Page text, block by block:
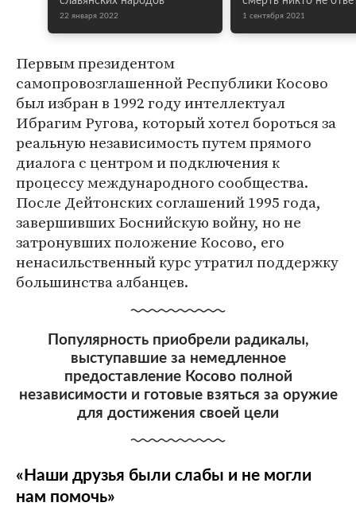
22 января 2022 1 сентября 2021
Первым президентом
самопровозглашенной Республики Косово
был избран в 1992 году интеллектуал
Ибрагим Ругова, который хотел бороться за
реальную независимость путем прямого
диалога с центром и подключения к
процессу международного сообщества.
После Дейтонских соглашений 1995 года,
завершивших Боснийскую войну, но не
затронувших положение Косово, его
ненасильственный курс утратил поддержку
большинства албанцев.
Популярность приобрели радикалы,
выступавшие за немедленное
предоставление Косово полной
независимости и готовые взяться за оружие
для достижения своей цели
«Наши друзья были слабы и не могли
нам помочь»